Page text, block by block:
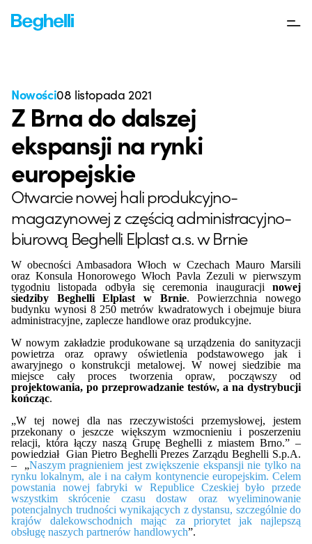
Nowości08 listopada 2021
Z Brna do dalszej
ekspansji na rynki
europejskie
Otwarcie nowej hali produkcyjno-
magazynowej z częścią administracyjno-
biurową Beghelli Elplast a.s. w Brnie
W obecności Ambasadora Włoch w Czechach Mauro Marsili
oraz Konsula Honorowego Włoch Pavla Zezuli w pierwszym
tygodniu listopada odbyła się ceremonia inauguracji nowej
siedziby Beghelli Elplast w Brnie. Powierzchnia nowego
budynku wynosi 8 250 metrów kwadratowych i obejmuje biura
administracyjne, zaplecze handlowe oraz produkcyjne.
W nowym zakładzie produkowane są urządzenia do sanityzacji
powietrza oraz oprawy oświetlenia podstawowego jak i
awaryjnego o konstrukcji metalowej. W nowej siedzibie ma
miejsce cały proces tworzenia opraw, począwszy od
projektowania, po przeprowadzanie testów, a na dystrybucji
kończąc.
„W tej nowej dla nas rzeczywistości przemysłowej, jestem
przekonany o jeszcze większym wzmocnieniu i poszerzeniu
relacji, która łączy naszą Grupę Beghelli z miastem Brno.” –
powiedział Gian Pietro Beghelli Prezes Zarządu Beghelli S.p.A.
– „Naszym pragnieniem jest zwiększenie ekspansji nie tylko na
rynku lokalnym, ale i na całym kontynencie europejskim. Celem
powstania nowej fabryki w Republice Czeskiej było przede
wszystkim skrócenie czasu dostaw oraz wyeliminowanie
potencjalnych trudności wynikających z dystansu, szczególnie do
krajów dalekowschodnich mając za priorytet jak najlepszą
obsługę naszych partnerów handlowych”.